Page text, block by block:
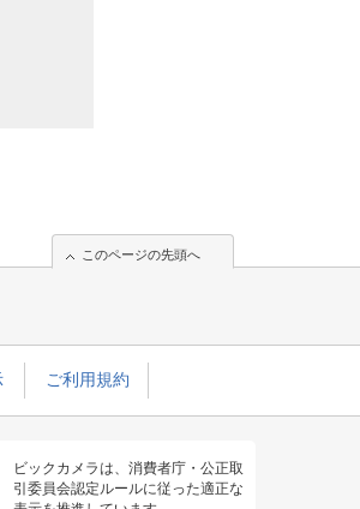
このページの先頭へ
ご利用規約
ビックカメラは、消費者庁・公正取
引委員会認定ルールに従った適正な